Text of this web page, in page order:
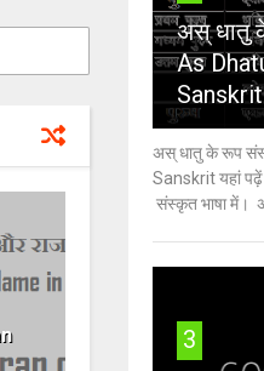
अस् धातु
As
Sanskrit
अस् धातु के रूप
Sanskrit यहां
संस्कृत भाषा में।
3